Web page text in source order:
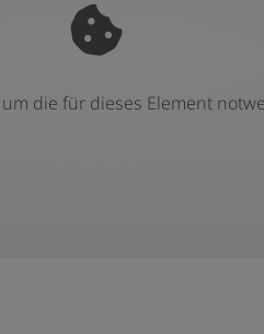
um die für dieses Element